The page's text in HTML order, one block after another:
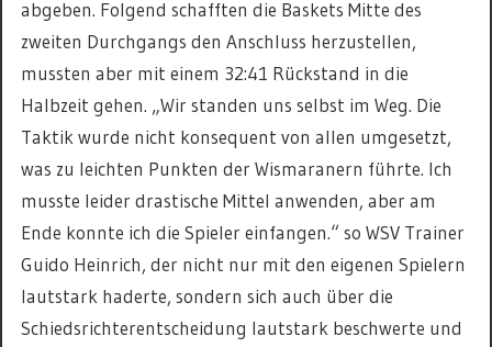
abgeben. Folgend schafften die Baskets Mitte des
zweiten Durchgangs den Anschluss herzustellen,
mussten aber mit einem 32:41 Rückstand in die
Halbzeit gehen. „Wir standen uns selbst im Weg. Die
Taktik wurde nicht konsequent von allen umgesetzt,
was zu leichten Punkten der Wismaranern führte. Ich
musste leider drastische Mittel anwenden, aber am
Ende konnte ich die Spieler einfangen.“ so WSV Trainer
Guido Heinrich, der nicht nur mit den eigenen Spielern
lautstark haderte, sondern sich auch über die
Schiedsrichterentscheidung lautstark beschwerte und